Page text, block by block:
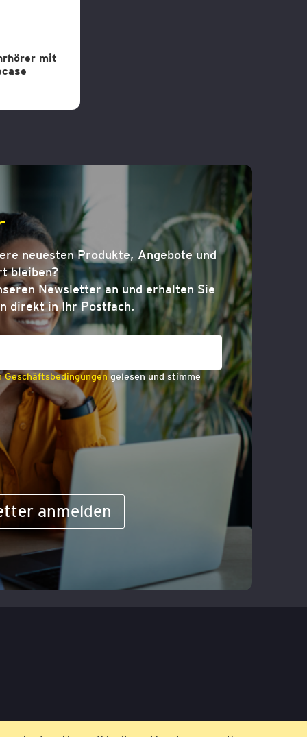
mit
neuesten Produkte, Angebote und
bleiben?
Newsletter an und erhalten Sie
direkt in Ihr Postfach.
Geschäftsbedingungengelesen und stimme
anmelden
Impressum